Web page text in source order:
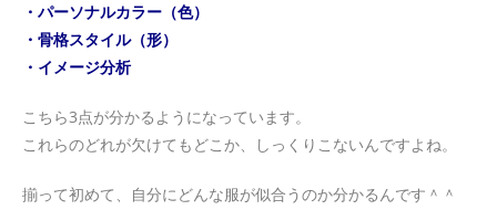
・パーソナルカラー（色）
・骨格スタイル（形）
・イメージ分析
こちら3点が分かるようになっています。
これらのどれが欠けてもどこか、しっくりこないんですよね。
揃って初めて、自分にどんな服が似合うのか分かるんです＾＾